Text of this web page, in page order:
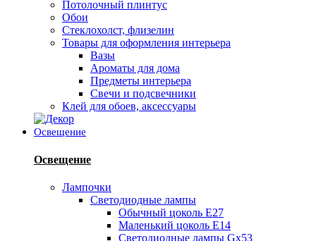
Потолочный плинтус
Обои
Стеклохолст, флизелин
Товары для оформления интерьера
Вазы
Ароматы для дома
Предметы интерьера
Свечи и подсвечники
Клей для обоев, аксессуары
Освещение
Освещение
Лампочки
Светодиодные лампы
Обычный цоколь Е27
Маленький цоколь Е14
Светодиодные лампы Gx53